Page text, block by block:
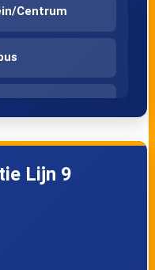
Centrum
Centrum
Lijn 9